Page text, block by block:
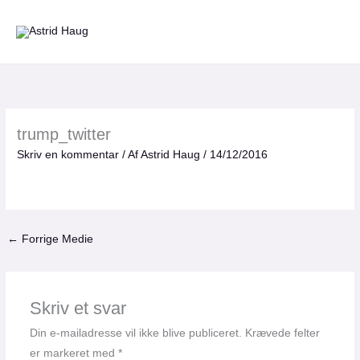
trump_twitter
Skriv en kommentar / AfAstrid Haug/ 14/12/2016
← Forrige Medie
Skriv et svar
Din e-mailadresse vil ikke blive publiceret. Krævede felter
er markeret med *